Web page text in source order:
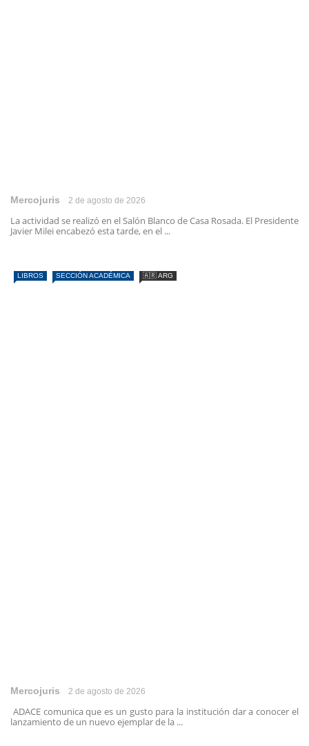
Mercojuris 2 de agosto de 2026
La actividad se realizó en el Salón Blanco de Casa Rosada. El Presidente
Javier Milei encabezó esta tarde, en el ...
LIBROS SECCIÓN ACADÉMICA 🇦🇷 ARG
Mercojuris 2 de agosto de 2026
ADACE comunica que es un gusto para la institución dar a conocer el
lanzamiento de un nuevo ejemplar de la ...